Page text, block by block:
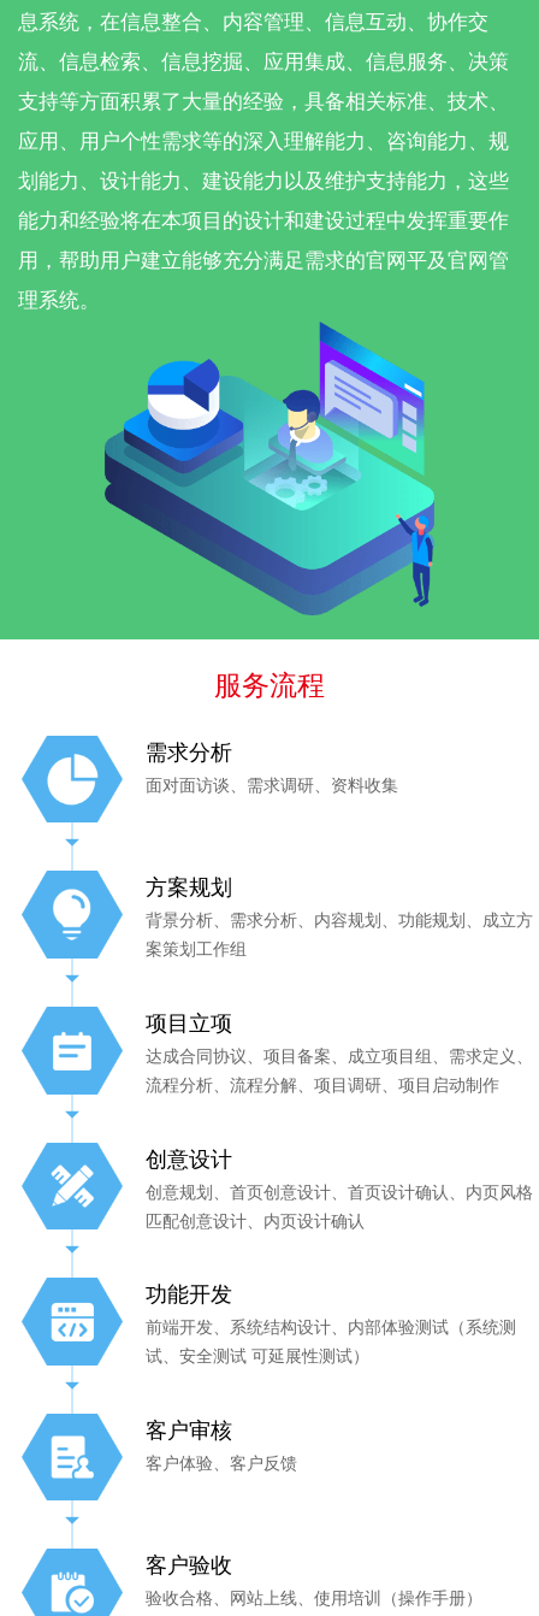
息系统，在信息整合、内容管理、信息互动、协作交
流、信息检索、信息挖掘、应用集成、信息服务、决策
支持等方面积累了大量的经验，具备相关标准、技术、
应用、用户个性需求等的深入理解能力、咨询能力、规
划能力、设计能力、建设能力以及维护支持能力，这些
能力和经验将在本项目的设计和建设过程中发挥重要作
用，帮助用户建立能够充分满足需求的官网平及官网管
理系统。
服务流程
需求分析
面对面访谈、需求调研、资料收集
方案规划
背景分析、需求分析、内容规划、功能规划、成立方
案策划工作组
项目立项
达成合同协议、项目备案、成立项目组、需求定义、
流程分析、流程分解、项目调研、项目启动制作
创意设计
创意规划、首页创意设计、首页设计确认、内页风格
匹配创意设计、内页设计确认
功能开发
前端开发、系统结构设计、内部体验测试（系统测
试、安全测试 可延展性测试）
客户审核
客户体验、客户反馈
客户验收
验收合格、网站上线、使用培训（操作手册）